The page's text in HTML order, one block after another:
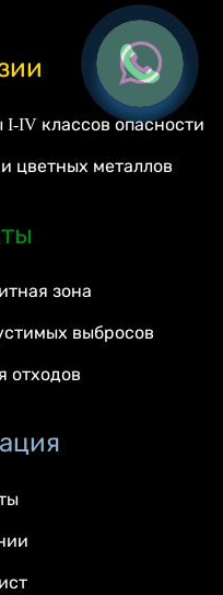
IV классов опасности
цветных металлов
зона
выбросов
отходов